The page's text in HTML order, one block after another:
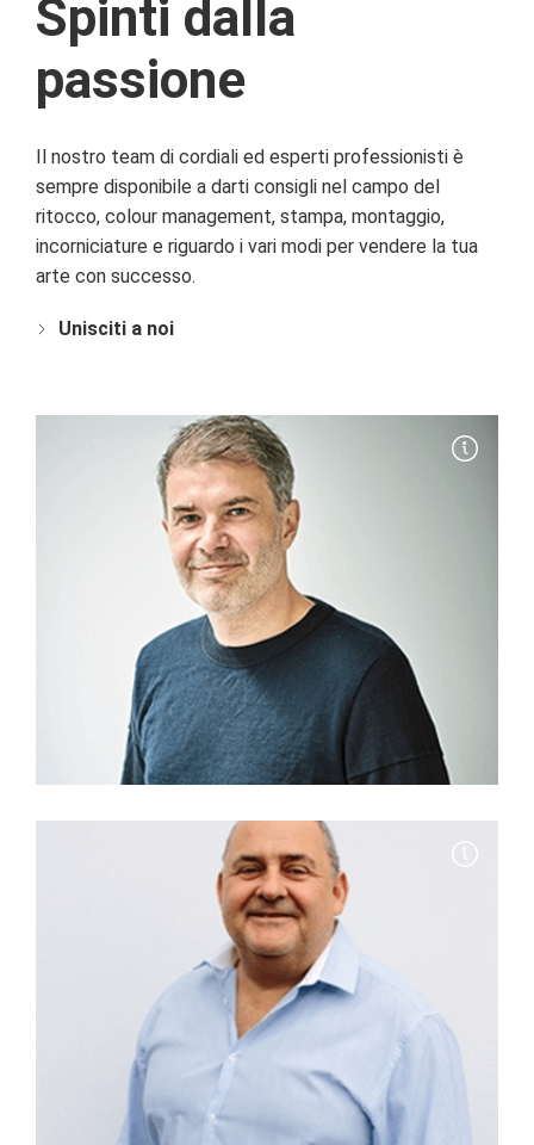
Spinti dalla
passione
Il nostro team di cordiali ed esperti professionisti è
sempre disponibile a darti consigli nel campo del
ritocco, colour management, stampa, montaggio,
incorniciature e riguardo i vari modi per vendere la tua
arte con successo.
Unisciti a noi